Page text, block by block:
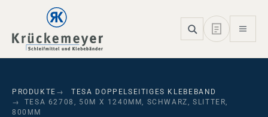
Skip to main navigation
Skip to main content
Skip to page footer
PRODUKTE
TESA DOPPELSEITIGES KLEBEBAND
TESA 62708, 50M X 1240MM, SCHWARZ, SLITTER,
800ΜM